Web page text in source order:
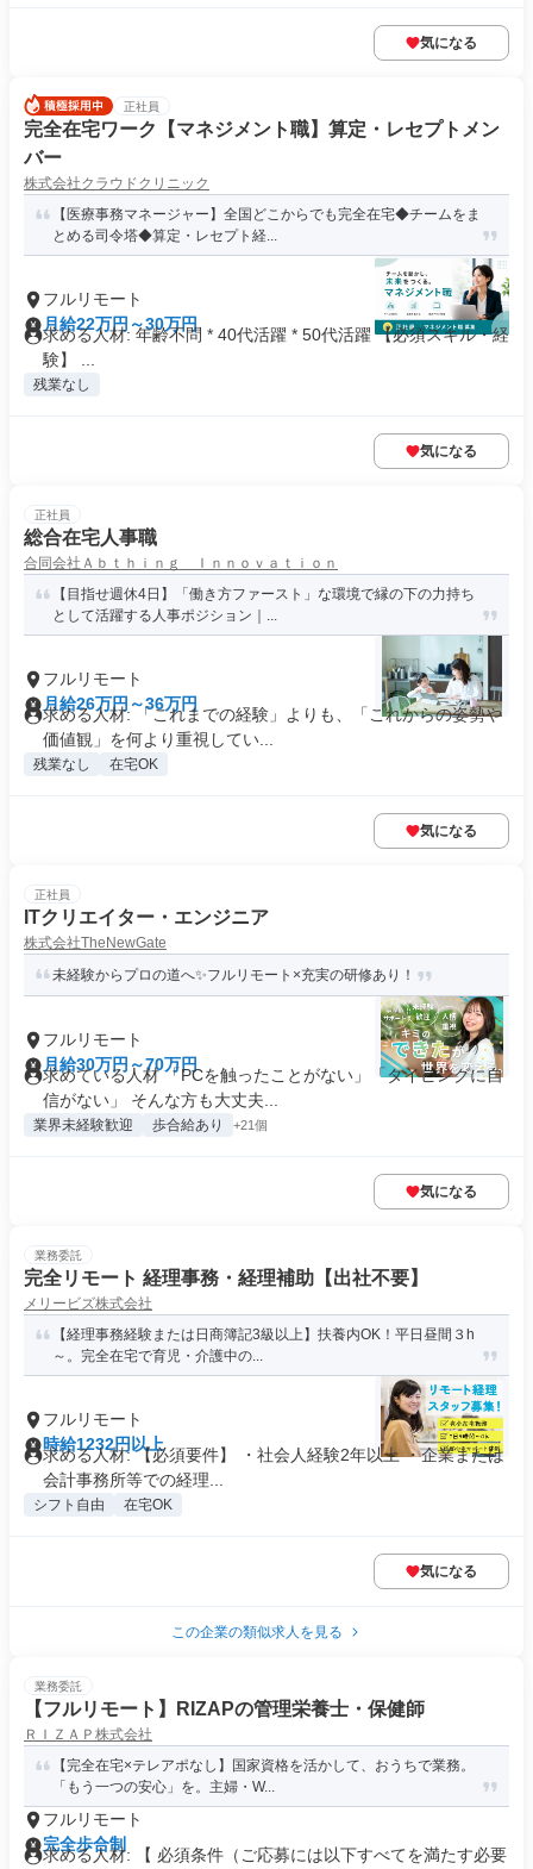
気になる
正社員
完全在宅ワーク【マネジメント職】算定・レセプトメン
バー
株式会社クラウドクリニック
【医療事務マネージャー】全国どこからでも完全在宅◆チームをま
とめる司令塔◆算定・レセプト経...
フルリモート
月給22万円～30万円
求める人材: 年齢不問 * 40代活躍 * 50代活躍 【必須スキル・経
験】 ...
残業なし
気になる
正社員
総合在宅人事職
合同会社Ａｂｔｈｉｎｇ Ｉｎｎｏｖａｔｉｏｎ
【目指せ週休4日】「働き方ファースト」な環境で縁の下の力持ち
として活躍する人事ポジション｜...
フルリモート
月給26万円～36万円
求める人材: 「これまでの経験」よりも、「これからの姿勢や
価値観」を何より重視してい...
残業なし 在宅OK
気になる
正社員
ITクリエイター・エンジニア
株式会社TheNewGate
未経験からプロの道へ✨フルリモート×充実の研修あり！
フルリモート
月給30万円～70万円
求めている人材 「PCを触ったことがない」「タイピングに自
信がない」 そんな方も大丈夫...
業界未経験歓迎 歩合給あり +21個
気になる
業務委託
完全リモート 経理事務・経理補助【出社不要】
メリービズ株式会社
【経理事務経験または日商簿記3級以上】扶養内OK！平日昼間３h
～。完全在宅で育児・介護中の...
フルリモート
時給1232円以上
求める人材: 【必須要件】 ・社会人経験2年以上 ・企業または
会計事務所等での経理...
シフト自由 在宅OK
気になる
この企業の類似求人を見る
業務委託
【フルリモート】RIZAPの管理栄養士・保健師
ＲＩＺＡＰ株式会社
【完全在宅×テレアポなし】国家資格を活かして、おうちで業務。
「もう一つの安心」を。主婦・W...
フルリモート
完全歩合制
求める人材: 【 必須条件（ご応募には以下すべてを満たす必要